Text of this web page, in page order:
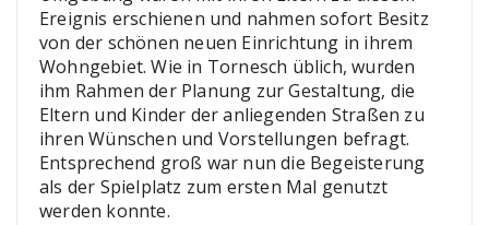
Ereignis erschienen und nahmen sofort Besitz
von der schönen neuen Einrichtung in ihrem
Wohngebiet. Wie in Tornesch üblich, wurden
ihm Rahmen der Planung zur Gestaltung, die
Eltern und Kinder der anliegenden Straßen zu
ihren Wünschen und Vorstellungen befragt.
Entsprechend groß war nun die Begeisterung
als der Spielplatz zum ersten Mal genutzt
werden konnte.